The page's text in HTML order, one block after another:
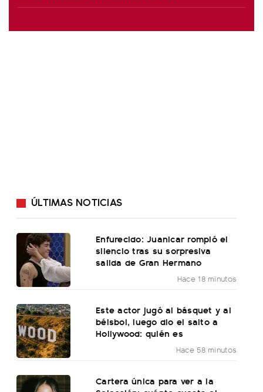
ÚLTIMAS NOTICIAS
Enfurecido: Juanicar rompió el
silencio tras su sorpresiva
salida de Gran Hermano
Hace 18 minutos
Este actor jugó al básquet y al
béisbol, luego dio el salto a
Hollywood: quién es
Hace 58 minutos
Cartera única para ver a la